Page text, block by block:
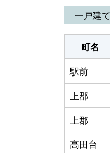
一戸建
町名
駅前
上郡
上郡
高田台